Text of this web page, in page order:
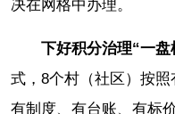
决在网格中办理。
下好积分治理“一盘
式，8个村（社区）按照
有制度、有台账、有标